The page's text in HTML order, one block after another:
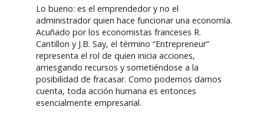
Lo bueno: es el emprendedor y no el
administrador quien hace funcionar una economía.
Acuñado por los economistas franceses R.
Cantillon y J.B. Say, el término “Entrepreneur”
representa el rol de quien inicia acciones,
arriesgando recursos y sometiéndose a la
posibilidad de fracasar. Como podemos darnos
cuenta, toda acción humana es entonces
esencialmente empresarial.